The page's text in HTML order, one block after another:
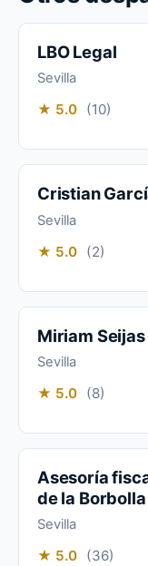
LBO Legal
Sevilla
★ 5.0 (10)
Cristian
Sevilla
★ 5.0 (2)
Miriam Seijas
Sevilla
★ 5.0 (8)
Asesoría
de la
Sevilla
★ 5.0 (36)